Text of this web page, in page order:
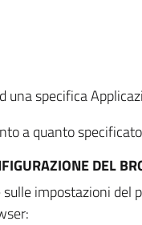
specifica
a quanto
DEL
impostazioni